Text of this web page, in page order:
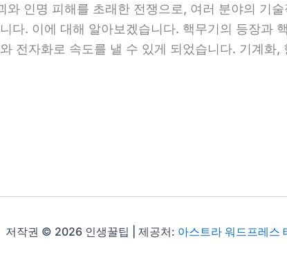
인명 피해를 초래한 전쟁으로, 여러 분야의 기
다. 이에 대해 알아보겠습니다. 핵무기의 등장과
전자화로 속도를 낼 수 있게 되었습니다. 기계
저작권 © 2026 인생꿀팁 | 제공처: 아스트라 워드프레스